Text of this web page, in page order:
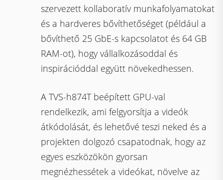
szervezett kollaboratív munkafolyamatokat
és a hardveres bővíthetőséget (például a
bővíthető 25 GbE-s kapcsolatot és 64 GB
RAM-ot), hogy vállalkozásoddal és
inspirációddal együtt növekedhessen.
A TVS-h874T beépített GPU-val
rendelkezik, ami felgyorsítja a videók
átkódolását, és lehetővé teszi neked és a
projekten dolgozó csapatodnak, hogy az
egyes eszközökön gyorsan
megnézhessétek a videókat, növelve az